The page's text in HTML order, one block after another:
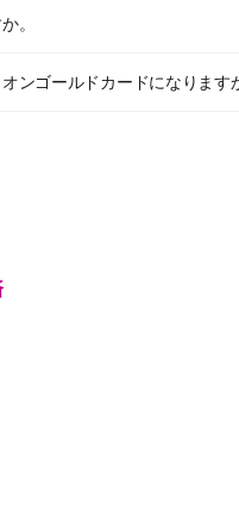
。
ンゴールドカードになります